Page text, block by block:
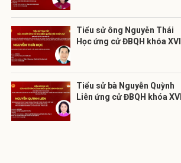
Tiểu sử ông Nguyễn Thái
Học ứng cử ĐBQH khóa XVI
Tiểu sử bà Nguyễn Quỳnh
Liên ứng cử ĐBQH khóa XVI